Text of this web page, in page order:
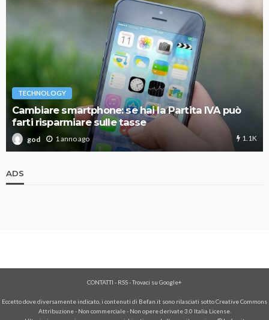
TECHNOLOGY
Cambiare smartphone: se hai la Partita IVA può
farti risparmiare sulle tasse
god 1 anno ago 1.1K
ADS
CONTATTI - RSS-Trovaci su Google+
Eccetto dove diversamente indicato, i contenuti di Befan.it sono rilasciati sotto Creative Commons
Attribuzione - Non commerciale - Non opere derivate 3.0 Italia License.